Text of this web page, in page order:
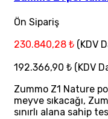
Ön Sipariş
230.840,28 ₺ (KDV
192.366,90 ₺ (KDV
Zummo Z1 Nature
meyve sıkacağı,
sınırlı alana sahip